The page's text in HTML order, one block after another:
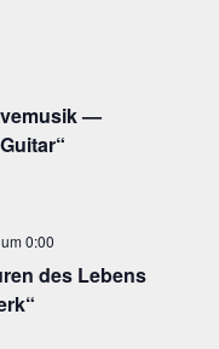
—
des Lebens
0:00